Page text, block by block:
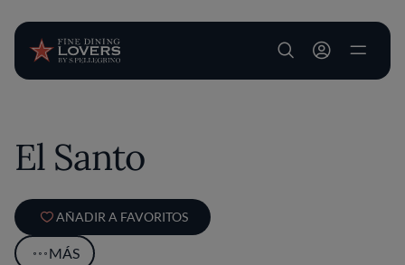
User account
El Santo
AÑADIR A FAVORITOS
MÁS